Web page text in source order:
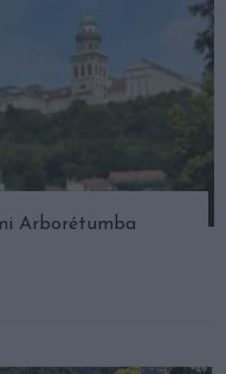
Arborétumba